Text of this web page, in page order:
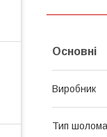
Основні
Виробник
Тип шолома